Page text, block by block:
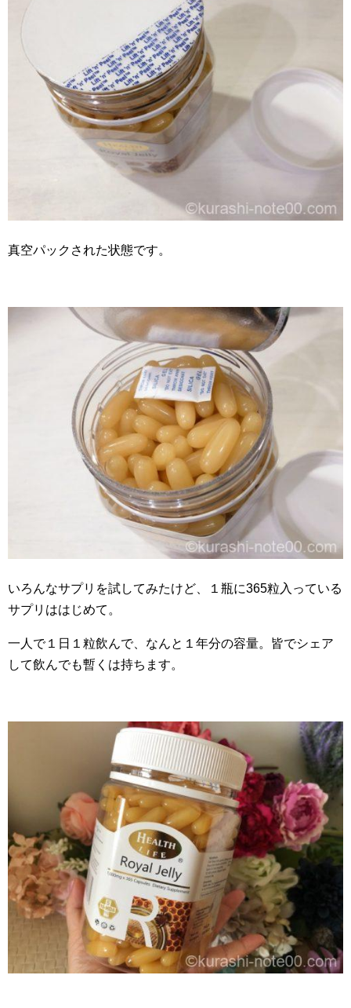
真空パックされた状態です。
いろんなサプリを試してみたけど、１瓶に365粒入っている
サプリははじめて。
一人で１日１粒飲んで、なんと１年分の容量。皆でシェア
して飲んでも暫くは持ちます。